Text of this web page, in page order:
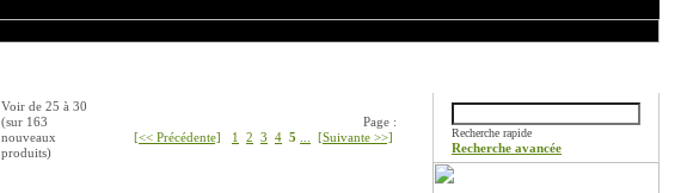
Voir de 25 à 30
(sur 163
nouveaux
produits)
Page :
[<< Précédente]
1 2 3 4 5 [Suivante >>] Recherche rapide
Recherche avancée